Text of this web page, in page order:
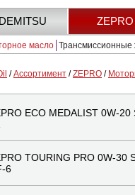
ZEPRO
масло Трансмиссионные
/Ассортимент /ZEPRO /
ECO MEDALIST 0W-20
TOURING PRO 0W-30
6